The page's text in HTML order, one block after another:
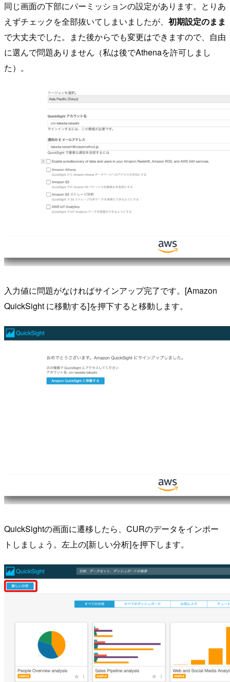
同じ画面の下部にパーミッションの設定があります。とりあ
えずチェックを全部抜いてしまいましたが、 初期設定のまま
で大丈夫でした。また後からでも変更はできますので、自由
に選んで問題ありません（私は後でAthenaを許可しまし
た）。
入力値に問題がなければサインアップ完了です。[Amazon
QuickSight に移動する]を押下すると移動します。
QuickSightの画面に遷移したら、CURのデータをインポー
トしましょう。左上の[新しい分析]を押下します。